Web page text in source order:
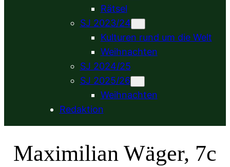
Rätsel
SJ 2023/24
Kulturen rund um die Welt
Weihnachten
SJ 2024/25
SJ 2025/26
Weihnachten
Redaktion
Maximilian Wäger, 7c